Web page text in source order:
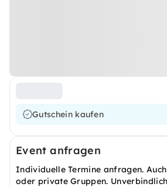
Gutschein kaufen
Event anfragen
Individuelle Termine anfragen.
oder private Gruppen.